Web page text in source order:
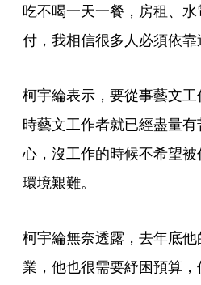
吃不喝一天一餐，房租、
付，我相信很多人必須依靠
柯宇綸表示，要從事藝文
時藝文工作者就已經盡量
心，沒工作的時候不希望
環境艱難。
柯宇綸無奈透露，去年底
業，他也很需要紓困預算